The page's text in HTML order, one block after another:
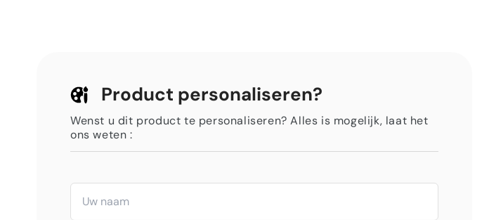
Product personaliseren?
Wenst u dit product te personaliseren? Alles is mogelijk, laat het
ons weten :